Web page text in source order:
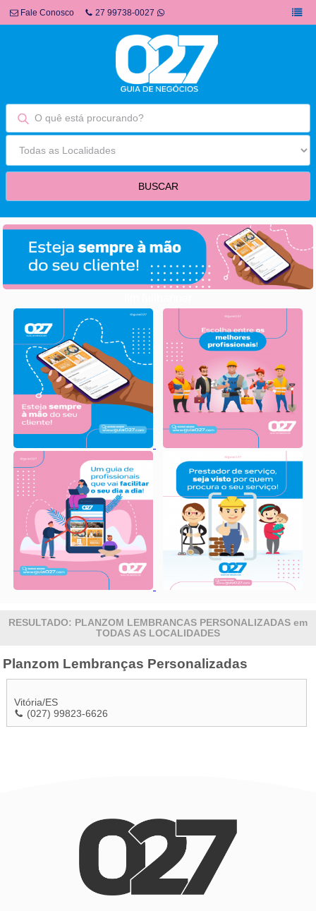
Fale Conosco 27 99738-0027
RESULTADO: PLANZOM LEMBRANCAS PERSONALIZADAS em
TODAS AS LOCALIDADES
Planzom Lembranças Personalizadas
Vitória/ES
(027) 99823-6626